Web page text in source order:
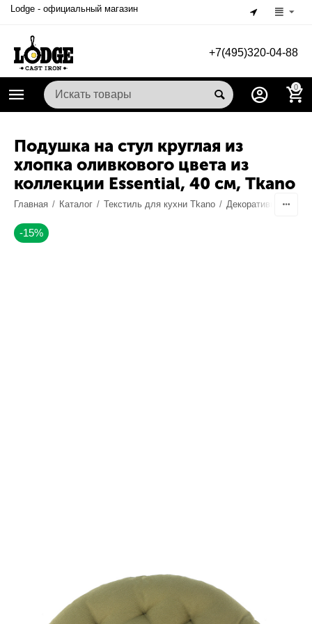
Lodge - официальный магазин
+7(495)320-04-88
0
Подушка на стул круглая из
хлопка оливкового цвета из
коллекции Essential, 40 см, Tkano
Главная / Каталог / Текстиль для кухни Tkano / Декоративный
-15%